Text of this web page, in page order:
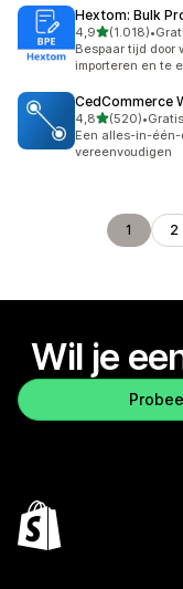
Hextom: Bulk
4,9van 5 sterren
(1.018)
1018 recensies in
•
Bespaar tijd door
importeren en te
CedCommerce
4,8van 5 sterren
(520)
520 recensies in
•
Een alles-in-één-
vereenvoudigen
1 2
Wil je